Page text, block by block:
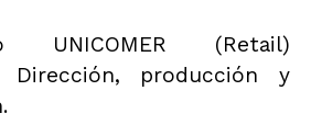
UNICOMER (Retail)
Dirección, producción y